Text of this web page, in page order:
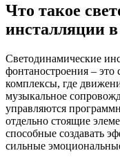
Что такое
инсталляции
Светодинамические
фонтаностроения –
комплексы, где
музыкальное
управляются
отдельно стоящие
способные создавать
сильные